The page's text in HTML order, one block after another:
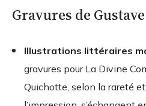
Gravures de
Illustrations littéraires
gravures pour La Divine
Quichotte, selon la rareté